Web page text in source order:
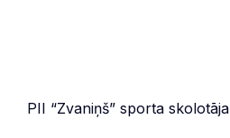
PII “Zvaniņš” sporta skolotāja